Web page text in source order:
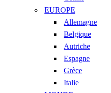
EUROPE
Allemagne
Belgique
Autriche
Espagne
Grèce
Italie